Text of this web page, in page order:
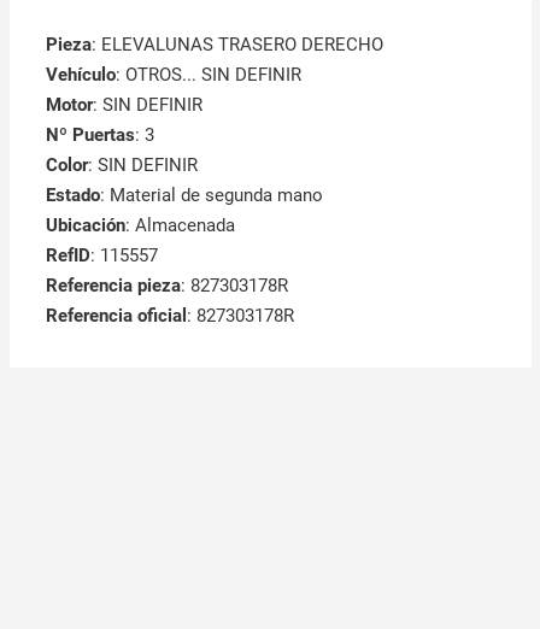
Pieza: ELEVALUNAS TRASERO DERECHO
Vehículo: OTROS... SIN DEFINIR
Motor: SIN DEFINIR
Nº Puertas: 3
Color: SIN DEFINIR
Estado: Material de segunda mano
Ubicación: Almacenada
RefID: 115557
Referencia pieza: 827303178R
Referencia oficial : 827303178R